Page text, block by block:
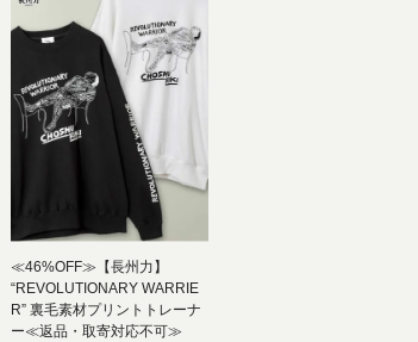
≪46%OFF≫【長州力】
“REVOLUTIONARY WARRIE
R” 裏毛素材プリントトレーナ
ー≪返品・取寄対応不可≫